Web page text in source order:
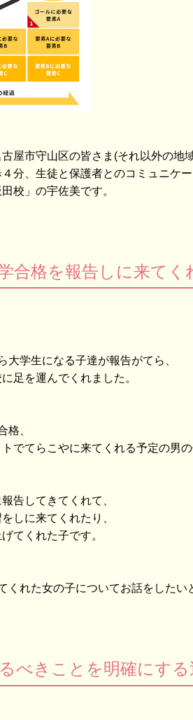
屋市守山区の皆さま(それ以外の地
４分、生徒と保護者とのコミュニケ
校」の宇佐美です。
合格を報告しに来てく
大学生になる子達が報告がてら、
足を運んでくれました。
格、
でてらこやに来てくれる予定の男の
告してきてくれて、
しに来てくれたり、
てくれた子です。
くれた女の子についてお話をしたい
べきことを明確にする